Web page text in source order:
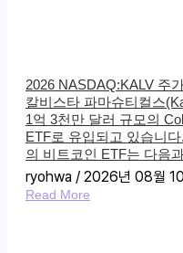
2026 NASDAQ:KALV 주
칼비스타 파마슈티컬스
1억 3천만 달러 규모의
​​ETF로 유입되고 있습니
의 비트코인 ​​ETF는 다음
ryohwa 2026년 08월
Read More